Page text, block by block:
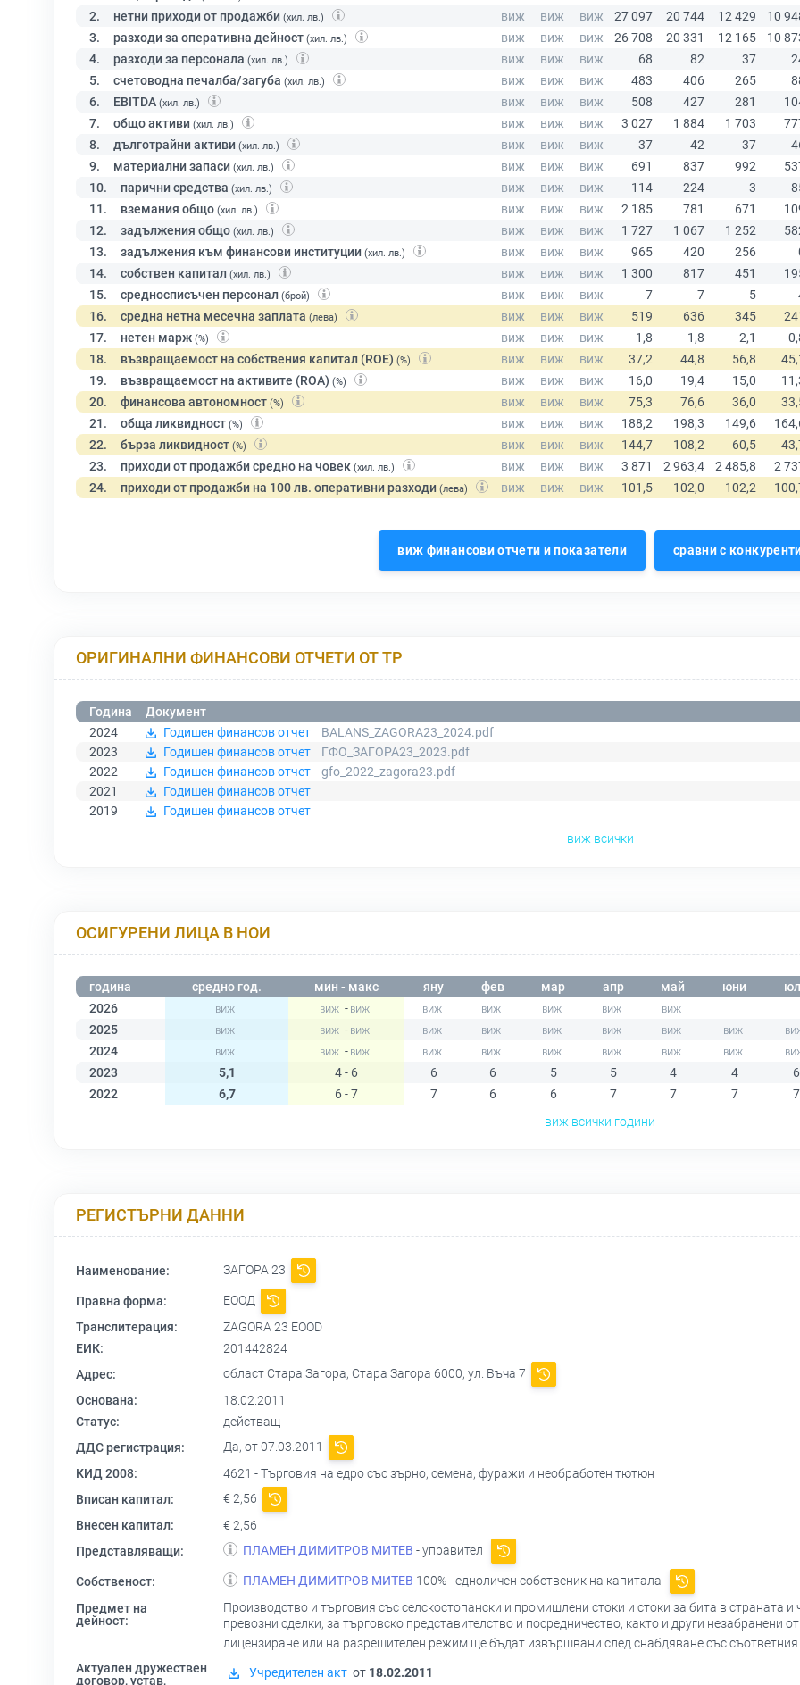
2. нетни приходи от продажби (хил. лв.)
3. разходи за оперативна дейност (хил. лв.)
4. разходи за персонала (хил. лв.)
5. счетоводна печалба/загуба (хил. лв.)
6. EBITDA (хил. лв.)
7. общо активи (хил. лв.)
8. дълготрайни активи (хил. лв.)
9. материални запаси (хил. лв.)
10. парични средства (хил. лв.)
11. вземания общо (хил. лв.)
12. задължения общо (хил. лв.)
13. задължения към финансови институции (хил. лв.)
14. собствен капитал (хил. лв.)
15. средносписъчен персонал (брой)
16. средна нетна месечна заплата (лева)
17. нетен марж (%)
18. възвращаемост на собствения капитал (ROE) (%)
19. възвращаемост на активите (ROA) (%)
20. финансова автономност (%)
21. обща ликвидност (%)
22. бърза ликвидност (%)
23. приходи от продажби средно на човек (хил. лв.)
24. приходи от продажби на 100 лв. оперативни разходи (лева)
виж финансови отчети и показатели сравни с
ОРИГИНАЛНИ ФИНАНСОВИ ОТЧЕТИ ОТ ТР
Година
Документ
2024
Годишен финансов отчет
BALANS_ZAGORA23_2024.pdf
2023
Годишен финансов отчет
ГФО_ЗАГОРА23_2023.pdf
2022
Годишен финансов отчет
gfo_2022_zagora23.pdf
2021
Годишен финансов отчет
2019
Годишен финансов отчет
виж всички
ОСИГУРЕНИ ЛИЦА В НОИ
година средно год. мин - макс яну фев мар апр май юни
2026
-
2025
-
2024
-
2023
5,1 4 - 6 6 6 5 5 4 4
6
2022
6,7 6 - 7 7 6 6 7 7 7
7
виж всички години
РЕГИСТЪРНИ ДАННИ
Наименование: ЗАГОРА 23
Правна форма:
ЕООД
Транслитерация:
ZAGORA 23 EOOD
ЕИК:
201442824
Адрес:
област Стара Загора, Стара Загора 6000, ул. Въча 7
Основана:
18.02.2011
Статус:
действащ
ДДС регистрация:
Да, от 07.03.2011
КИД 2008:
4621 - Търговия на едро със зърно, семена, фуражи и необработен тютюн
Вписан капитал:
€ 2,56
Внесен капитал:
€ 2,56
Представляващи:
ПЛАМЕН ДИМИТРОВ МИТЕВ - управител
Собственост: ПЛАМЕН ДИМИТРОВ МИТЕВ 100% - едноличен собственик на капитала
Предмет на
дейност:
Производство и търговия със селскостопански и промишлени стоки и стоки за бита в страната
превозни сделки, за търговско представителство и посредничество, както и други незабранени
лицензиране или на разрешителен режим ще бъдат извършвани след снабдяване със
Актуален дружествен
договор, устав,
Учредителен акт от 18.02.2011